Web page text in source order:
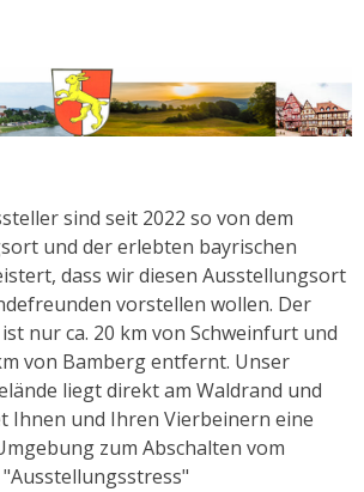
sind seit 2022 so von dem
und der erlebten bayrischen
dass wir diesen Ausstellungsort
vorstellen wollen. Der
nur ca. 20 km von Schweinfurt und
von Bamberg entfernt. Unser
liegt direkt am Waldrand und
Ihnen und Ihren Vierbeinern eine
zum Abschalten vom
"Ausstellungsstress"